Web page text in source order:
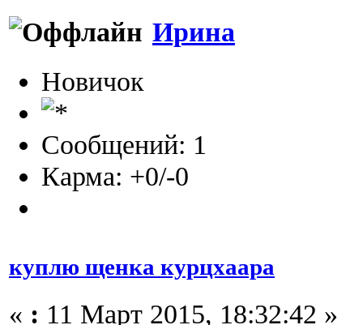
Ирина
Новичок
Сообщений: 1
Карма: +0/-0
куплю щенка курцхаара
« : 11 Март 2015, 18:32:42 »